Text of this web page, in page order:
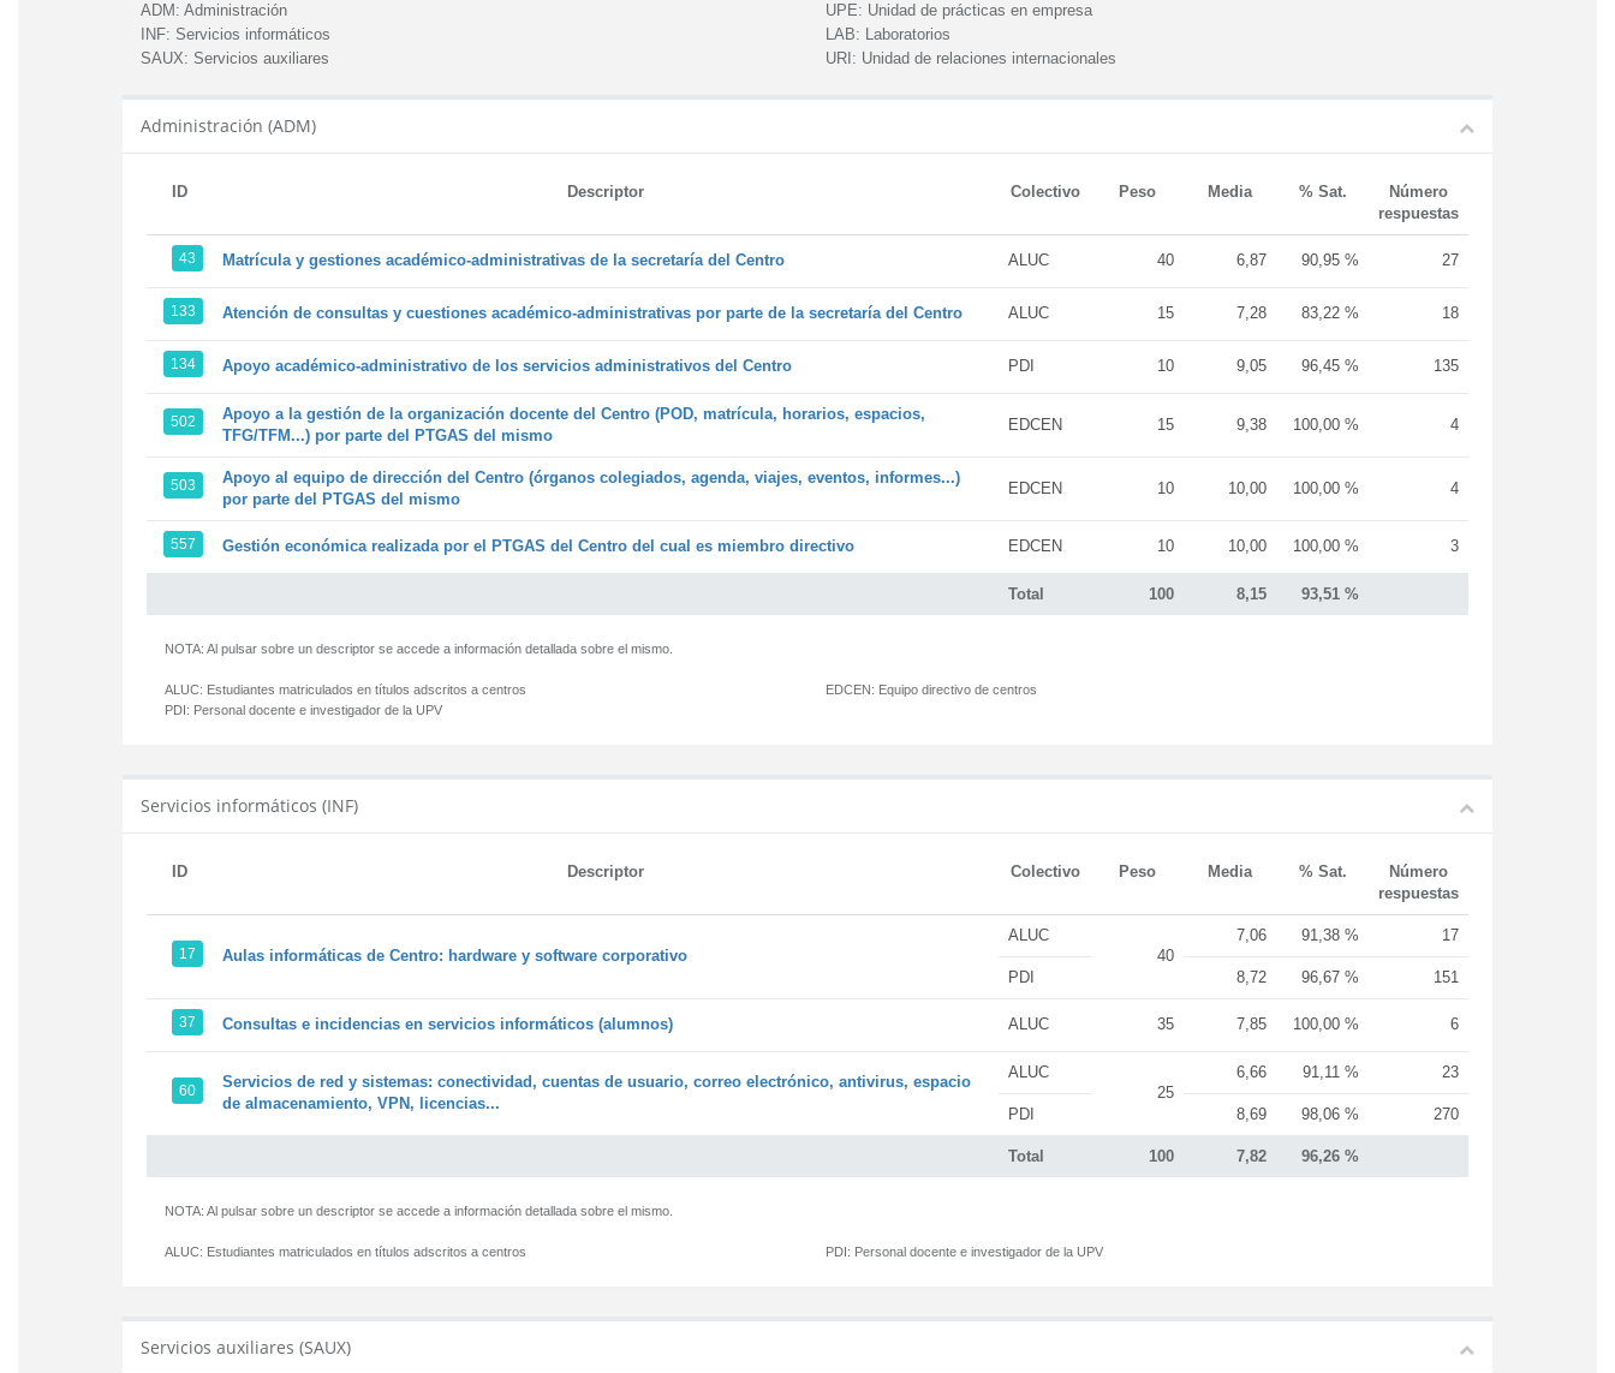
ADM: Administración
INF: Servicios informáticos
SAUX: Servicios auxiliares
UPE: Unidad de prácticas en empresa
LAB: Laboratorios
URI: Unidad de relaciones internacionales
Administración (ADM)
ID Descriptor Colectivo Peso Media % Sat.
Número
respuestas
Total 100 8,15 93,51 %
43 Matrícula y gestiones académico-administrativas de la secretaría del Centro ALUC 40 6,87 90,95 % 27
133 Atención de consultas y cuestiones académico-administrativas por parte de la secretaría del Centro ALUC 15 7,28 83,22 % 18
134 Apoyo académico-administrativo de los servicios administrativos del Centro PDI 10 9,05 96,45 % 135
502
Apoyo a la gestión de la organización docente del Centro (POD, matrícula, horarios, espacios,
TFG/TFM...) por parte del PTGAS del mismo
EDCEN 15 9,38 100,00 % 4
503
Apoyo al equipo de dirección del Centro (órganos colegiados, agenda, viajes, eventos, informes...)
por parte del PTGAS del mismo
EDCEN 10 10,00 100,00 % 4
557 Gestión económica realizada por el PTGAS del Centro del cual es miembro directivo EDCEN 10 10,00 100,00 % 3
NOTA: Al pulsar sobre un descriptor se accede a información detallada sobre el mismo.
ALUC: Estudiantes matriculados en títulos adscritos a centros
PDI: Personal docente e investigador de la UPV
EDCEN: Equipo directivo de centros
Servicios informáticos (INF)
ID Descriptor Colectivo Peso Media % Sat.
Número
respuestas
Total 100 7,82 96,26 %
17 Aulas informáticas de Centro: hardware y software corporativo
ALUC
40
7,06 91,38 % 17
PDI 8,72 96,67 % 151
37 Consultas e incidencias en servicios informáticos (alumnos) ALUC 35 7,85 100,00 % 6
60
Servicios de red y sistemas: conectividad, cuentas de usuario, correo electrónico, antivirus, espacio
de almacenamiento, VPN, licencias...
ALUC
25
6,66 91,11 % 23
PDI 8,69 98,06 % 270
NOTA: Al pulsar sobre un descriptor se accede a información detallada sobre el mismo.
ALUC: Estudiantes matriculados en títulos adscritos a centros PDI: Personal docente e investigador de la UPV
Servicios auxiliares (SAUX)